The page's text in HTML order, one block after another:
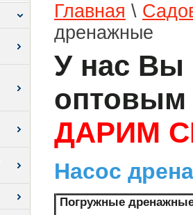
Главная \
дренажные
У нас Вы
оптовым
ДАРИМ
Насос
Погружные